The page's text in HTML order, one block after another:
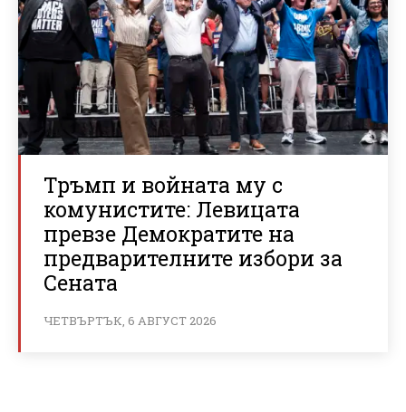
Тръмп и войната му с
комунистите: Левицата
превзе Демократите на
предварителните избори за
Сената
ЧЕТВЪРТЪК, 6 АВГУСТ 2026